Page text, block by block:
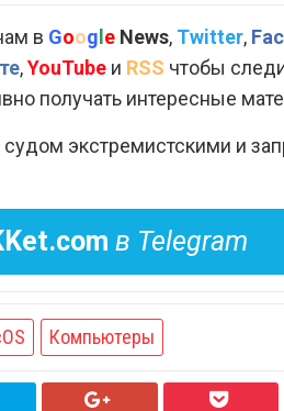
в Goog e News, Twitter,
,YouTube и RSS чтобы
получать интересные
экстремистскими и
в Telegram
Компьютеры